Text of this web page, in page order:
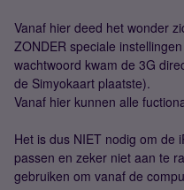
Vanaf hier deed het wonder
ZONDER speciale
wachtwoord kwam de 3G
de Simyokaart plaatste).
Vanaf hier kunnen alle
Het is dus NIET nodig om de
passen en zeker niet aan te
gebruiken om vanaf de